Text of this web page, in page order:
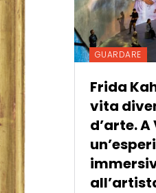
GUARDARE
Frida
vita
d’arte.